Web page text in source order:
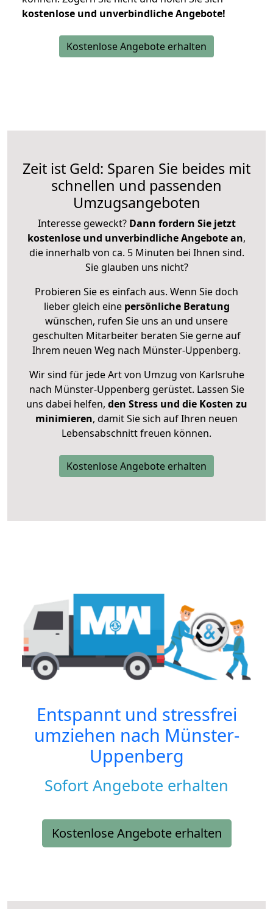
kostenlose und unverbindliche Angebote!
Kostenlose Angebote erhalten
Zeit ist Geld: Sparen Sie beides mit
schnellen und passenden
Umzugsangeboten
Interesse geweckt? Dann fordern Sie jetzt
kostenlose und unverbindliche Angebote an,
die innerhalb von ca. 5 Minuten bei Ihnen sind.
Sie glauben uns nicht?
Probieren Sie es einfach aus. Wenn Sie doch
lieber gleich eine persönliche Beratung
wünschen, rufen Sie uns an und unsere
geschulten Mitarbeiter beraten Sie gerne auf
Ihrem neuen Weg nach Münster-Uppenberg.
Wir sind für jede Art von Umzug von Karlsruhe
nach Münster-Uppenberg gerüstet. Lassen Sie
uns dabei helfen, den Stress und die Kosten zu
minimieren, damit Sie sich auf Ihren neuen
Lebensabschnitt freuen können.
Kostenlose Angebote erhalten
Entspannt und stressfrei
umziehen nach Münster-
Uppenberg
Sofort Angebote erhalten
Kostenlose Angebote erhalten